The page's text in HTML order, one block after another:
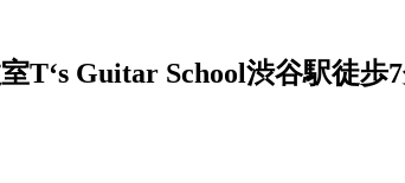
T‘s Guitar School渋谷駅徒歩